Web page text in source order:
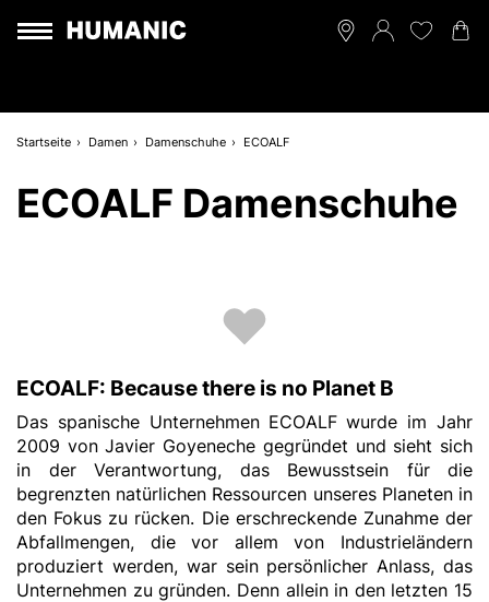
Startseite Damen Damenschuhe ECOALF
ECOALF Damenschuhe
ECOALF: Because there is no Planet B
Das spanische Unternehmen ECOALF wurde im Jahr
2009 von Javier Goyeneche gegründet und sieht sich
in der Verantwortung, das Bewusstsein für die
begrenzten natürlichen Ressourcen unseres Planeten in
den Fokus zu rücken. Die erschreckende Zunahme der
Abfallmengen, die vor allem von Industrieländern
produziert werden, war sein persönlicher Anlass, das
Unternehmen zu gründen. Denn allein in den letzten 15